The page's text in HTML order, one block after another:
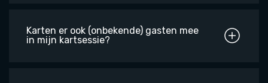
Karten er ook (onbekende) gasten mee
in mijn kartsessie?